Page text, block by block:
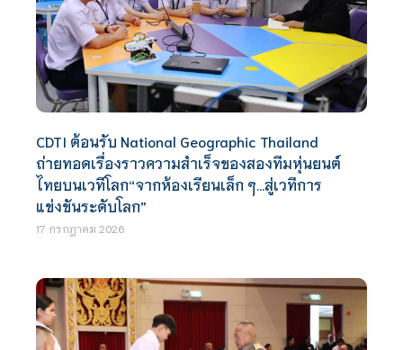
CDTI ต้อนรับ National Geographic Thailand
ถ่ายทอดเรื่องราวความสำเร็จของสองทีมหุ่นยนต์
ไทยบนเวทีโลก“จากห้องเรียนเล็ก ๆ…สู่เวทีการ
แข่งขันระดับโลก”
17 กรกฎาคม 2026